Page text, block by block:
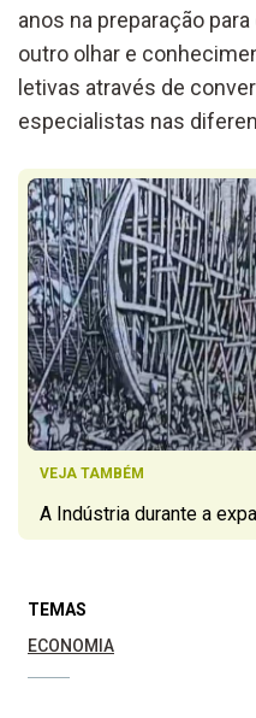
anos na preparação
outro olhar e
letivas através de
especialistas nas
VEJA TAMBÉM
A Indústria durante a
TEMAS
ECONOMIA